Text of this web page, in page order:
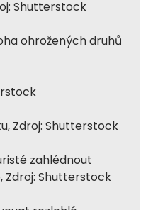
Shutterstock
ohrožených druhů
Zdroj: Shutterstock
zahlédnout
Zdroj: Shutterstock